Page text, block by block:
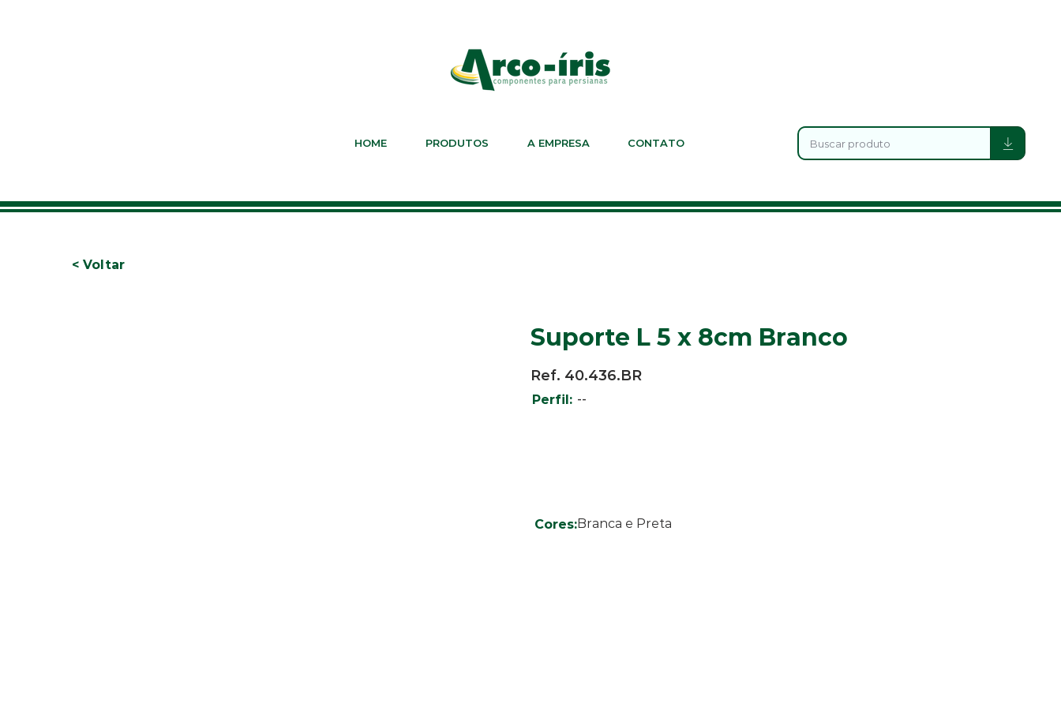
HOME PRODUTOS A EMPRESA CONTATO
< Voltar
--
Suporte L 5 x 8cm Branco
Ref. 40.436.BR
Perfil:
Cores:Branca e Preta